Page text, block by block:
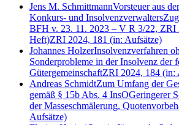
Jens M. SchmittmannVorsteuer aus
Konkurs- und Insolvenzverwalters
BFH v. 23. 11. 2023 – V R 3/22, ZRI
Heft)ZRI 2024, 181 (in: Aufsätze)
Johannes HolzerInsolvenzverfahren
Sonderprobleme in der Insolvenz der
GütergemeinschaftZRI 2024, 184 (in:
Andreas SchmidtZum Umfang der
gemäß § 15b Abs. 4 InsOGeringerer
der Masseschmälerung,
Aufsätze)